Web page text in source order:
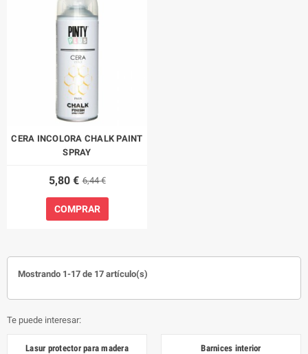
CERA INCOLORA CHALK PAINT
SPRAY
5,80 € 6,44 €
COMPRAR
Mostrando 1-17 de 17 artículo(s)
Te puede interesar:
Lasur protector para madera Barnices interior